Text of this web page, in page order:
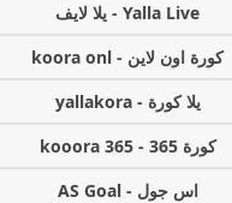
Yalla Live - يلا لايف
كورة اون لاين - koora onl
يلا كورة - yallakora
كورة 365 - kooora 365
اس جول - AS Goal